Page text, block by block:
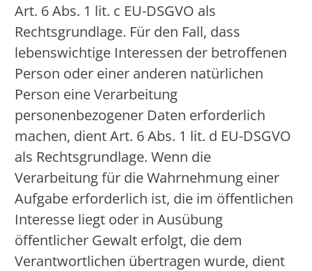
Art. 6 Abs. 1 lit. c EU-DSGVO als
Rechtsgrundlage. Für den Fall, dass
lebenswichtige Interessen der betroffenen
Person oder einer anderen natürlichen
Person eine Verarbeitung
personenbezogener Daten erforderlich
machen, dient Art. 6 Abs. 1 lit. d EU-DSGVO
als Rechtsgrundlage. Wenn die
Verarbeitung für die Wahrnehmung einer
Aufgabe erforderlich ist, die im öffentlichen
Interesse liegt oder in Ausübung
öffentlicher Gewalt erfolgt, die dem
Verantwortlichen übertragen wurde, dient